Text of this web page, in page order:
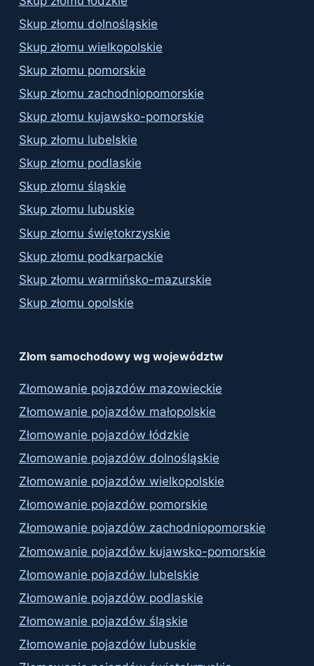
Skup złomu dolnośląskie
Skup złomu wielkopolskie
Skup złomu pomorskie
Skup złomu zachodniopomorskie
Skup złomu kujawsko-pomorskie
Skup złomu lubelskie
Skup złomu podlaskie
Skup złomu śląskie
Skup złomu lubuskie
Skup złomu świętokrzyskie
Skup złomu podkarpackie
Skup złomu warmińsko-mazurskie
Skup złomu opolskie
Złom samochodowy wg województw
Złomowanie pojazdów mazowieckie
Złomowanie pojazdów małopolskie
Złomowanie pojazdów łódzkie
Złomowanie pojazdów dolnośląskie
Złomowanie pojazdów wielkopolskie
Złomowanie pojazdów pomorskie
Złomowanie pojazdów zachodniopomorskie
Złomowanie pojazdów kujawsko-pomorskie
Złomowanie pojazdów lubelskie
Złomowanie pojazdów podlaskie
Złomowanie pojazdów śląskie
Złomowanie pojazdów lubuskie